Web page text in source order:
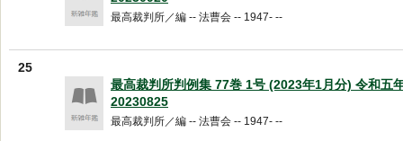
最高裁判所／編 -- 法曹会 -- 1947- --
25
最高裁判所判例集 77巻 1号 (2023年1月分) 令和五
20230825
最高裁判所／編 -- 法曹会 -- 1947- --